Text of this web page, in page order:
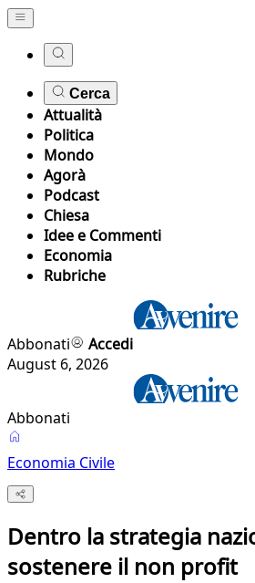
Cerca
Attualità
Politica
Mondo
Agorà
Podcast
Chiesa
Idee e Commenti
Economia
Rubriche
Abbonati
Accedi
August 6, 2026
Abbonati
Economia Civile
Dentro la strategia
sostenere il non profit